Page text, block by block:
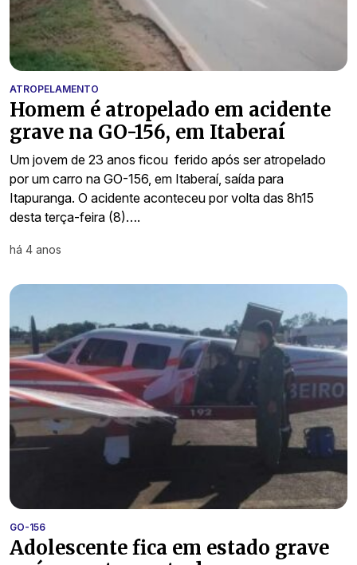
ATROPELAMENTO
Homem é atropelado em acidente
grave na GO-156, em Itaberaí
Um jovem de 23 anos ficou ferido após ser atropelado
por um carro na GO-156, em Itaberaí, saída para
Itapuranga. O acidente aconteceu por volta das 8h15
desta terça-feira (8)….
há 4 anos
GO-156
Adolescente fica em estado grave